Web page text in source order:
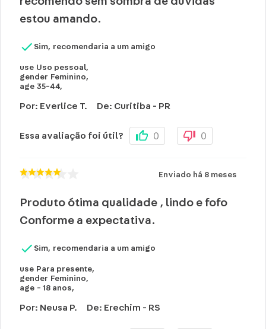
estou amando.
Sim, recomendaria a um amigo
use Uso pessoal,
gender Feminino,
age 35-44,
Por: Everlice T. De: Curitiba - PR
Essa avaliação foi útil? 0 0
Enviado há 8 meses
Produto ótima qualidade , lindo e fofo
Conforme a expectativa.
Sim, recomendaria a um amigo
use Para presente,
gender Feminino,
age - 18 anos,
Por: Neusa P. De: Erechim - RS